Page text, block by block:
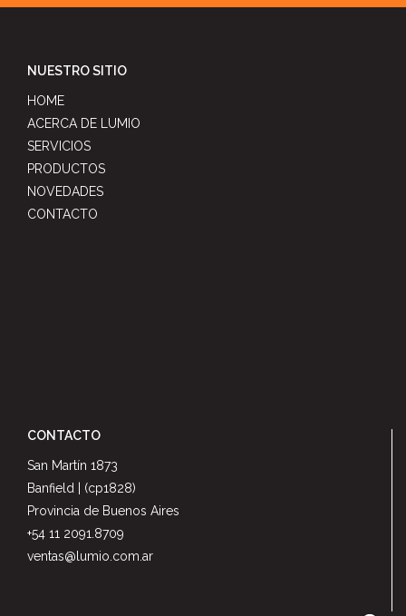
NUESTRO SITIO
HOME
ACERCA DE LUMIO
SERVICIOS
PRODUCTOS
NOVEDADES
CONTACTO
CONTACTO
San Martín 1873
Banfield | (cp1828)
Provincia de Buenos Aires
+54 11 2091.8709
ventas@lumio.com.ar